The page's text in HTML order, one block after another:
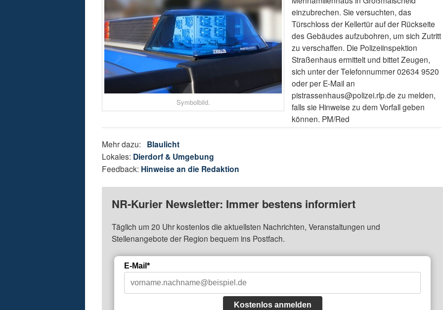
Symbolbild.
einzubrechen. Sie versuchten, das
Türschloss der Kellertür auf der Rückseite
des Gebäudes aufzubohren, um sich Zutritt
zu verschaffen. Die Polizeiinspektion
Straßenhaus ermittelt und bittet Zeugen,
sich unter der Telefonnummer 02634 9520
oder per E-Mail an
pistrassenhaus@polizei.rlp.de zu melden,
falls sie Hinweise zu dem Vorfall geben
können. PM/Red
Mehr dazu: Blaulicht
Lokales: Dierdorf & Umgebung
Feedback: Hinweise an die Redaktion
NR-Kurier Newsletter: Immer bestens informiert
Täglich um 20 Uhr kostenlos die aktuellsten Nachrichten, Veranstaltungen und
Stellenangebote der Region bequem ins Postfach.
E-Mail*
Kostenlos anmelden